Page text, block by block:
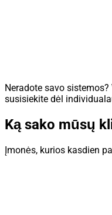
Neradote savo sistemos?
susisiekite dėl
Ką sako mūsų
Įmonės, kurios kasdien